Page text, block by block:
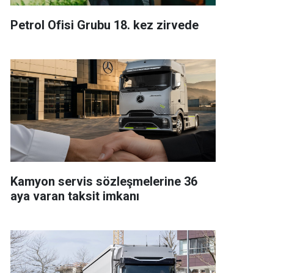
Petrol Ofisi Grubu 18. kez zirvede
Kamyon servis sözleşmelerine 36
aya varan taksit imkanı